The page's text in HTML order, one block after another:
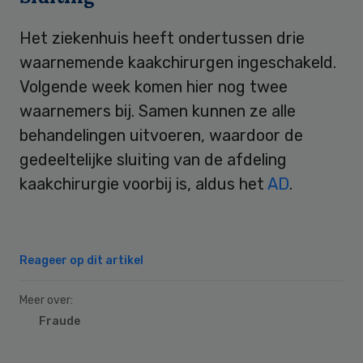
Het ziekenhuis heeft ondertussen drie
waarnemende kaakchirurgen ingeschakeld.
Volgende week komen hier nog twee
waarnemers bij. Samen kunnen ze alle
behandelingen uitvoeren, waardoor de
gedeeltelijke sluiting van de afdeling
kaakchirurgie voorbij is, aldus het AD.
Reageer op dit artikel
Meer over:
Fraude